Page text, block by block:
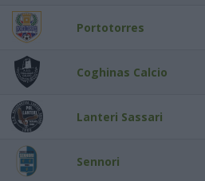
Portotorres
Coghinas Calcio
Lanteri Sassari
Sennori